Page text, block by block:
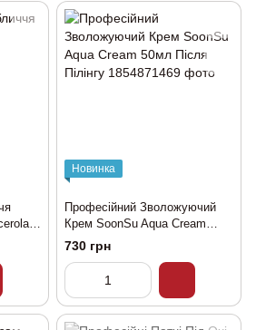
Новинка
Професійний Зволожуючий
Крем SoonSu Aqua Cream
50мл Після Пілінгу
730 грн